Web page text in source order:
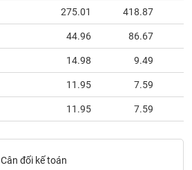
275.01 418.87
44.96 86.67
14.98 9.49
11.95 7.59
11.95 7.59
Cân đối kế toán